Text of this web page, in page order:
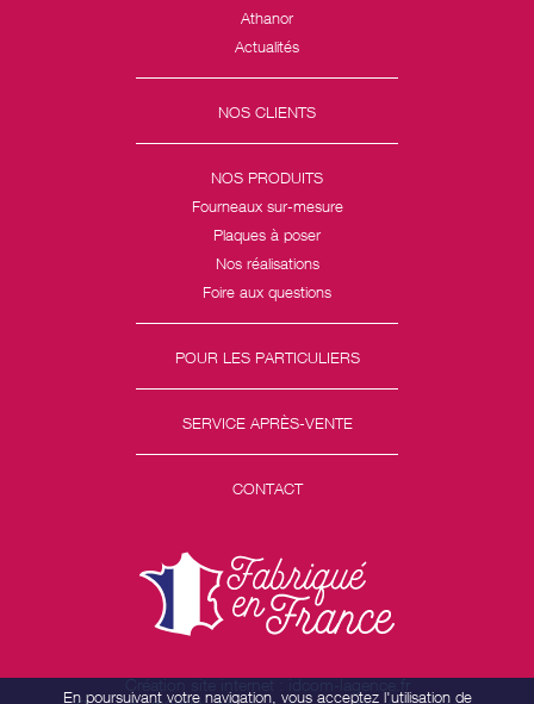
Athanor
Actualités
NOS CLIENTS
NOS PRODUITS
Fourneaux sur-mesure
Plaques à poser
Nos réalisations
Foire aux questions
POUR LES PARTICULIERS
SERVICE APRÈS-VENTE
CONTACT
Création site internet : idcom-lagence.fr
En poursuivant votre navigation, vous acceptez l'utilisation de